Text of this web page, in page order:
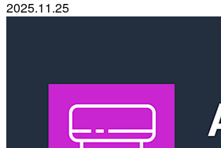
2025.11.25